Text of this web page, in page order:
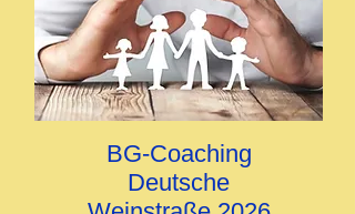
BG-Coaching
Deutsche